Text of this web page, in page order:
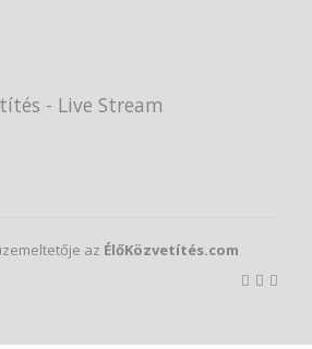
- Live Stream
az ÉlőKözvetítés.com